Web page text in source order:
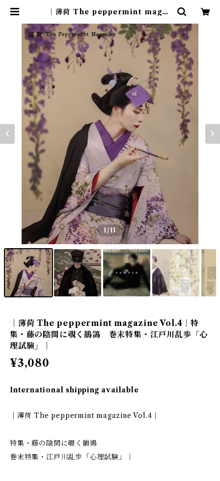
｜薄荷 The peppermint magaz
鶺鴒 巻末特集・江戸川乱歩「心理
試験」｜ | Ayano Sudo Officia
l Shop
1/11
｜薄荷 The peppermint magazine Vol.4｜特
集・藤の陰間に覗く鶺鴒 巻末特集・江戸川乱歩「心
理試験」｜
¥3,080
International shipping available
｜薄荷 The peppermint magazine Vol.4｜
特集・藤の陰間に覗く鶺鴒
巻末特集・江戸川乱歩「心理試験」｜